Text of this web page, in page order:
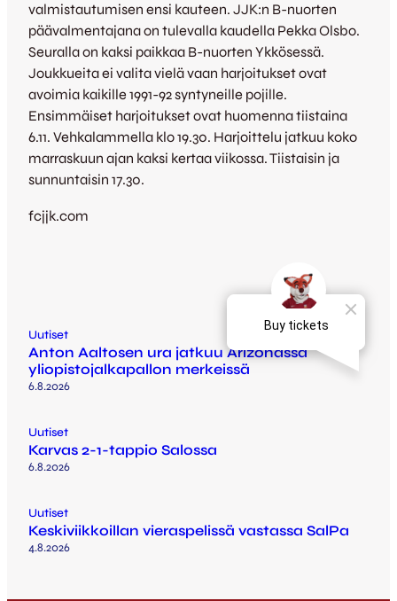
valmistautumisen ensi kauteen. JJK:n B-nuorten
päävalmentajana on tulevalla kaudella Pekka Olsbo.
Seuralla on kaksi paikkaa B-nuorten Ykkösessä.
Joukkueita ei valita vielä vaan harjoitukset ovat
avoimia kaikille 1991-92 syntyneille pojille.
Ensimmäiset harjoitukset ovat huomenna tiistaina
6.11. Vehkalammella klo 19.30. Harjoittelu jatkuu koko
marraskuun ajan kaksi kertaa viikossa. Tiistaisin ja
sunnuntaisin 17.30.
fcjjk.com
Uutiset
Anton Aaltosen ura jatkuu Arizonassa
yliopistojalkapallon merkeissä
6.8.2026
Uutiset
Karvas 2-1-tappio Salossa
6.8.2026
Uutiset
Keskiviikkoillan vieraspelissä vastassa SalPa
4.8.2026